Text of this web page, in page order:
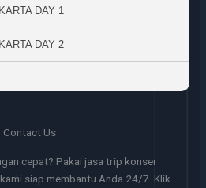
DAY 1
DAY 2
Contact Us
cepat? Pakai jasa trip konser
siap membantu Anda 24/7. Klik